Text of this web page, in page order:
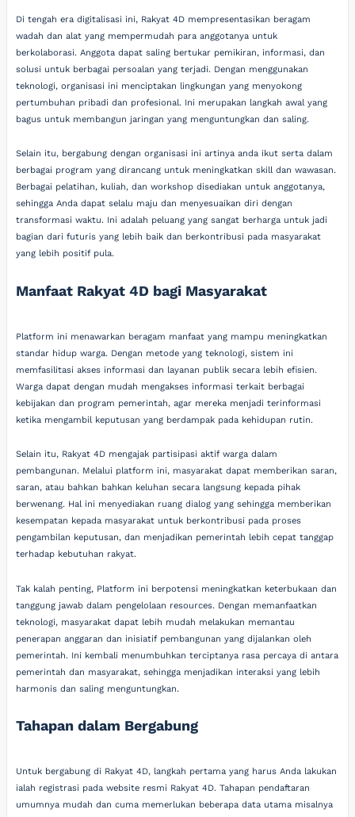
Di tengah era digitalisasi ini, Rakyat 4D mempresentasikan beragam
wadah dan alat yang mempermudah para anggotanya untuk
berkolaborasi. Anggota dapat saling bertukar pemikiran, informasi, dan
solusi untuk berbagai persoalan yang terjadi. Dengan menggunakan
teknologi, organisasi ini menciptakan lingkungan yang menyokong
pertumbuhan pribadi dan profesional. Ini merupakan langkah awal yang
bagus untuk membangun jaringan yang menguntungkan dan saling.
Selain itu, bergabung dengan organisasi ini artinya anda ikut serta dalam
berbagai program yang dirancang untuk meningkatkan skill dan wawasan.
Berbagai pelatihan, kuliah, dan workshop disediakan untuk anggotanya,
sehingga Anda dapat selalu maju dan menyesuaikan diri dengan
transformasi waktu. Ini adalah peluang yang sangat berharga untuk jadi
bagian dari futuris yang lebih baik dan berkontribusi pada masyarakat
yang lebih positif pula.
Manfaat Rakyat 4D bagi Masyarakat
Platform ini menawarkan beragam manfaat yang mampu meningkatkan
standar hidup warga. Dengan metode yang teknologi, sistem ini
memfasilitasi akses informasi dan layanan publik secara lebih efisien.
Warga dapat dengan mudah mengakses informasi terkait berbagai
kebijakan dan program pemerintah, agar mereka menjadi terinformasi
ketika mengambil keputusan yang berdampak pada kehidupan rutin.
Selain itu, Rakyat 4D mengajak partisipasi aktif warga dalam
pembangunan. Melalui platform ini, masyarakat dapat memberikan saran,
saran, atau bahkan bahkan keluhan secara langsung kepada pihak
berwenang. Hal ini menyediakan ruang dialog yang sehingga memberikan
kesempatan kepada masyarakat untuk berkontribusi pada proses
pengambilan keputusan, dan menjadikan pemerintah lebih cepat tanggap
terhadap kebutuhan rakyat.
Tak kalah penting, Platform ini berpotensi meningkatkan keterbukaan dan
tanggung jawab dalam pengelolaan resources. Dengan memanfaatkan
teknologi, masyarakat dapat lebih mudah melakukan memantau
penerapan anggaran dan inisiatif pembangunan yang dijalankan oleh
pemerintah. Ini kembali menumbuhkan terciptanya rasa percaya di antara
pemerintah dan masyarakat, sehingga menjadikan interaksi yang lebih
harmonis dan saling menguntungkan.
Tahapan dalam Bergabung
Untuk bergabung di Rakyat 4D, langkah pertama yang harus Anda lakukan
ialah registrasi pada website resmi Rakyat 4D. Tahapan pendaftaran
umumnya mudah dan cuma memerlukan beberapa data utama misalnya